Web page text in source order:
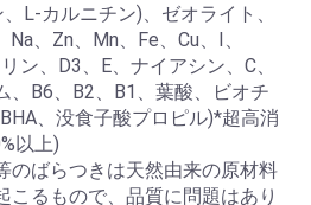
L-カルニチン)、ゼオライト、
、Zn、Mn、Fe、Cu、I、
ン、D3、E、ナイアシン、C、
、B6、B2、B1、葉酸、ビオチ
、没食子酸プロピル)*超高消
以上)
のばらつきは天然由来の原材料
こるもので、品質に問題はあり